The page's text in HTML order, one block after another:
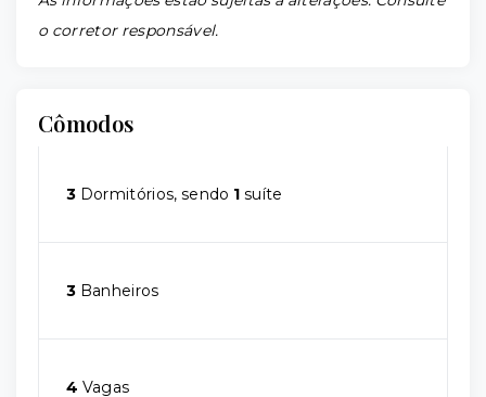
o corretor responsável.
Cômodos
3 Dormitórios, sendo 1 suíte
3 Banheiros
4 Vagas